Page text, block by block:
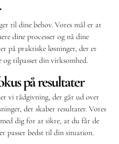
til dine behov. Vores mål er at
dine processer og nå dine
på praktiske løsninger, der er
og tilpasset din virksomhed.
på resultater
vi rådgivning, der går ud over
der skaber resultater. Vores
dig for at sikre, at du får de
passer bedst til din situation.